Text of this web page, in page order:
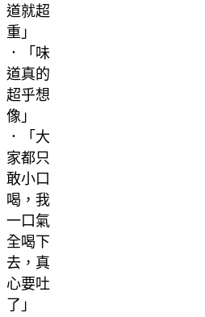
道就超
重」
．「味
道真的
超乎想
像」
．「大
家都只
敢小口
喝，我
一口氣
全喝下
去，真
心要吐
了」